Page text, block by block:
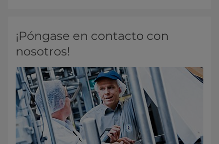
¡Póngase en contacto con
nosotros!